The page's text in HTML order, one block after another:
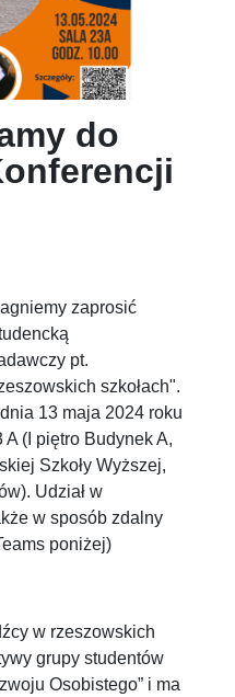
do
pt.
szkołach".
13 maja 2024 roku
(I piętro Budynek A,
Szkoły Wyższej,
Udział w
w sposób zdalny
poniżej)
grupy studentów
Osobistego” i ma
sytuacji uczniów z